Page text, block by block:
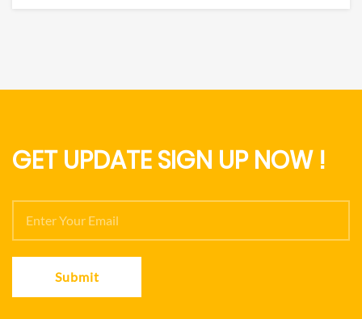
GET UPDATE SIGN UP NOW !
Submit